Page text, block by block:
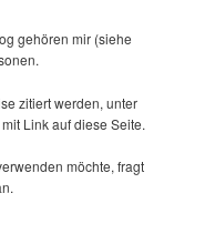
gehören mir (siehe
zitiert werden, unter
Link auf diese Seite.
möchte, fragt